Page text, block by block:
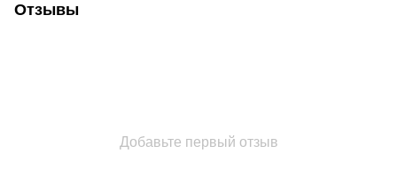
Отзывы
Добавьте первый отзыв